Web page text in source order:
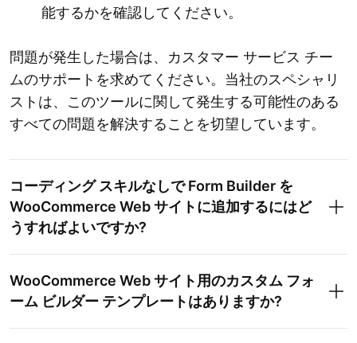
能するかを確認してください。
問題が発生した場合は、カスタマー サービス チー
ムのサポートを求めてください。当社のスペシャリ
ストは、このツールに関して発生する可能性のある
すべての問題を解決することを切望しています。
コーディング スキルなしで Form Builder を
WooCommerce Web サイトに追加するにはど
うすればよいですか?
WooCommerce Web サイト用のカスタム フォ
ーム ビルダー テンプレートはありますか?